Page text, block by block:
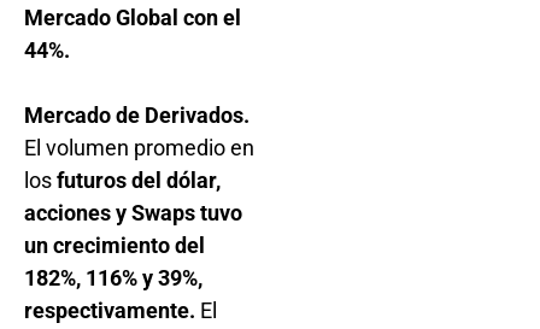
Mercado Global con el
44%.
Mercado de Derivados.
El volumen promedio en
losfuturos del dólar,
acciones y Swaps tuvo
un crecimiento del
182%, 116% y 39%,
respectivamente. El